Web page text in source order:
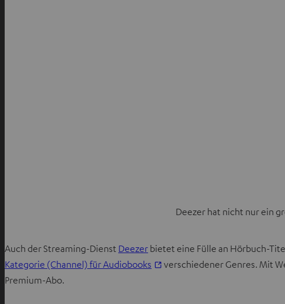
Deezer hat nicht nur ein
Auch der Streaming-Dienst Deezer bietet eine Fülle an Hörbuch-
Kategorie (Channel) für Audiobooks
Iverschiedener Genres. Mit
Premium-Abo.